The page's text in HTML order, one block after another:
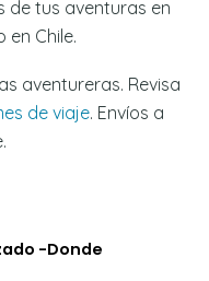
de tus aventuras en
en Chile.
aventureras. Revisa
de viaje. Envíos a
-Donde